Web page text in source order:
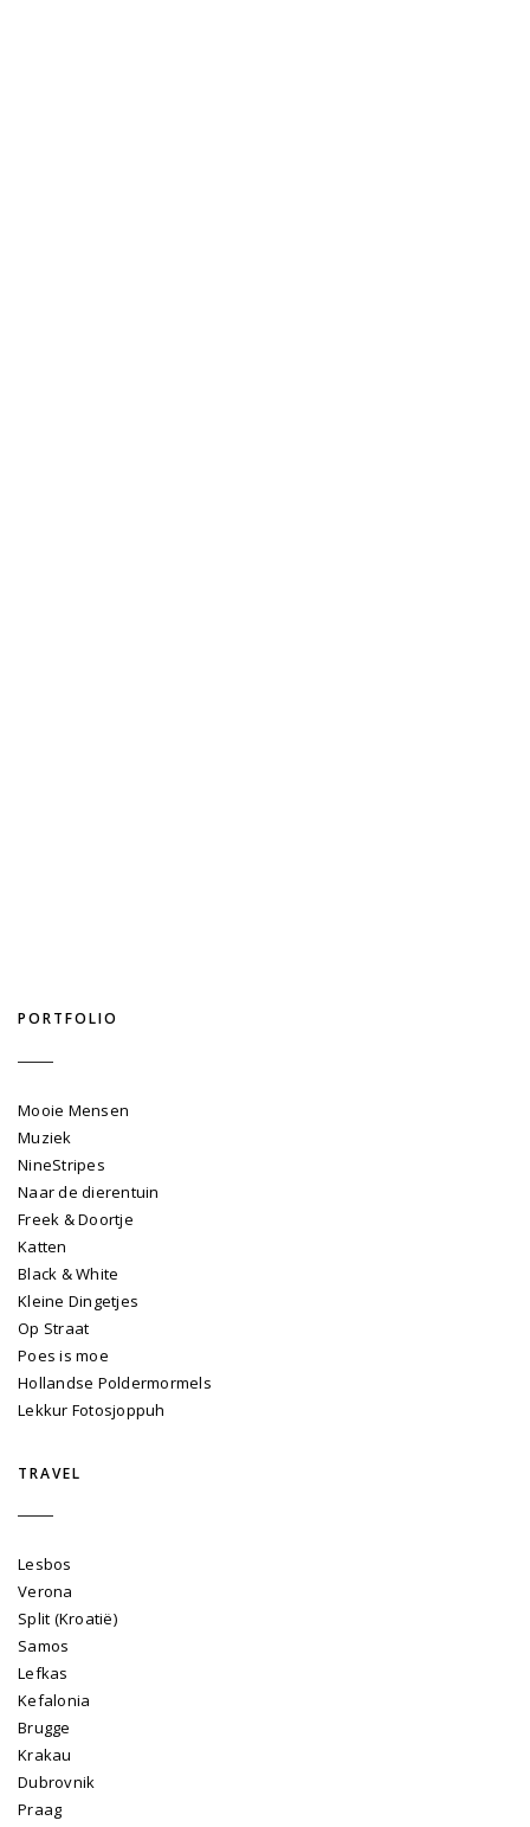
PORTFOLIO
Mooie Mensen
Muziek
NineStripes
Naar de dierentuin
Freek & Doortje
Katten
Black & White
Kleine Dingetjes
Op Straat
Poes is moe
Hollandse Poldermormels
Lekkur Fotosjoppuh
TRAVEL
Lesbos
Verona
Split (Kroatië)
Samos
Lefkas
Kefalonia
Brugge
Krakau
Dubrovnik
Praag